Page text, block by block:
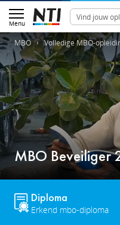
Menu
MBO Volledige MBO-
MBO Beveiliger
Diploma
Erkend mbo-diploma